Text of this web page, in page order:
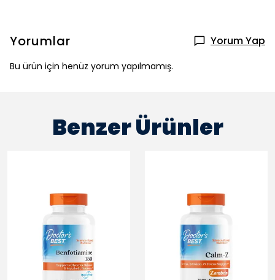
Yorumlar Yorum Yap
Bu ürün için henüz yorum yapılmamış.
Benzer Ürünler